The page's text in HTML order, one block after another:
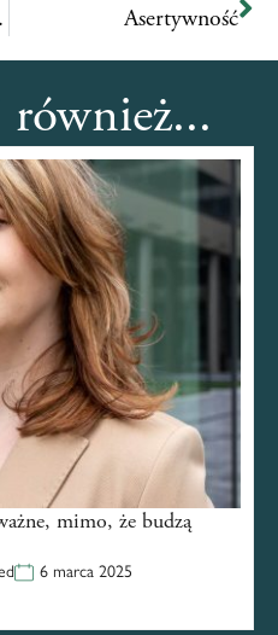
Asertywność
również...
mimo, że budzą
6 marca 2025